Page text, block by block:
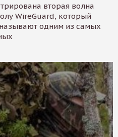
вторая волна
WireGuard, который
одним из самых